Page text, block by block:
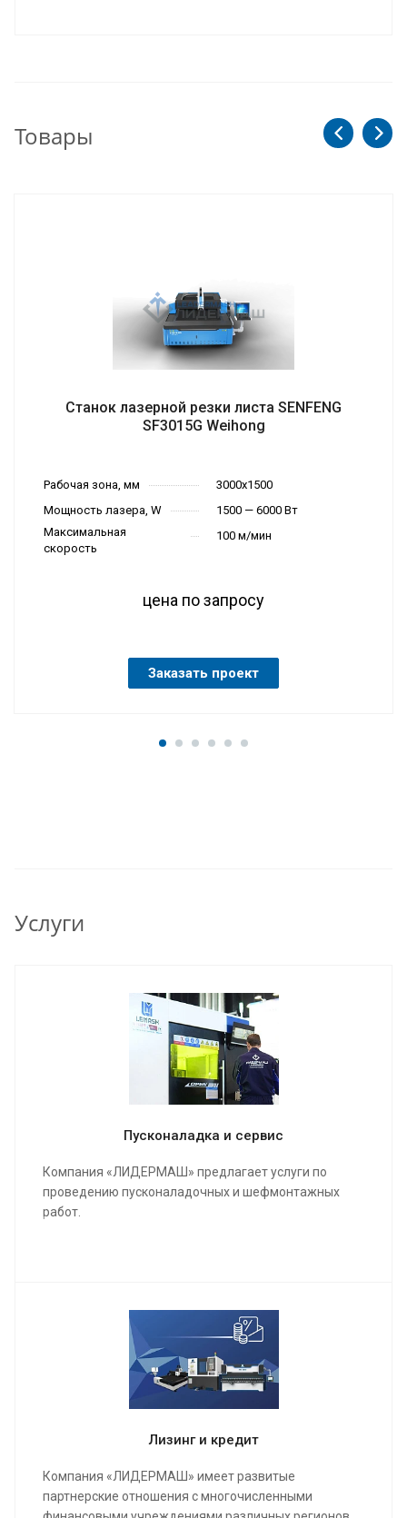
Товары
Станок лазерной резки листа SENFENG
SF3015G Weihong
Рабочая зона, мм
3000х1500
Мощность лазера, W
1500 — 6000 Вт
Максимальная
скорость
100 м/мин
цена по запросу
Заказать проект
Услуги
Пусконаладка и сервис
Компания «ЛИДЕРМАШ» предлагает услуги по
проведению пусконаладочных и шефмонтажных
работ.
о выполненных работах и сдадим полностью
качественно настроенный станок в кратчайшие
Лизинг и кредит
Компания «ЛИДЕРМАШ» имеет развитые
партнерские отношения с многочисленными